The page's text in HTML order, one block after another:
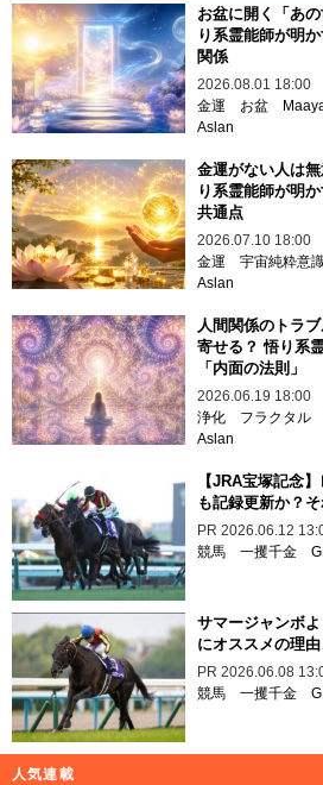
お盆に開く「あ
り系霊能師が明
関係
2026.08.01 18:00
金運
お盆
Aslan
金運がない人は
り系霊能師が明
共通点
2026.07.10 18:00
金運 宇宙純粋意
Aslan
人間関係のトラ
寄せる？ 悟り系
「内面の法則」
2026.06.19 18:00
浄化
フラクタル
Aslan
【JRA宝塚記念
も記録更新か？
PR 2026.06.12
競馬 一攫千金
サマージャンボ
にオススメの理
PR 2026.06.08
競馬 一攫千金
人気連載